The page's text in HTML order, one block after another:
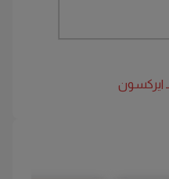
ايركسون